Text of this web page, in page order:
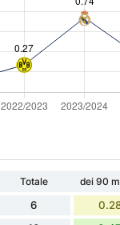
Totale dei 90
6